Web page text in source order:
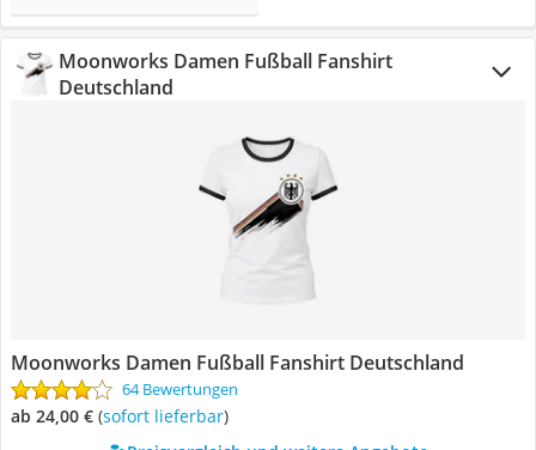
Moonworks Damen Fußball Fanshirt
Deutschland
Moonworks Damen Fußball Fanshirt Deutschland
64 Bewertungen
ab 24,00 € ( Sofort lieferbar)